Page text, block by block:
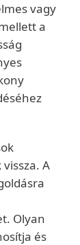
vagy
a
A
Olyan
és